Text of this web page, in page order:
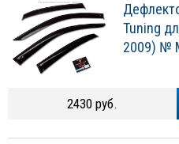
Tuning
2009) №
2430 руб.